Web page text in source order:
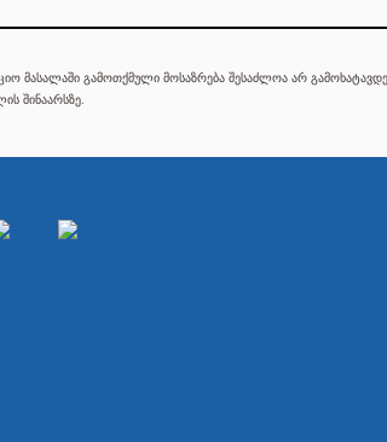
მასალაში გამოთქმული მოსაზრება შესაძლოა არ
შინაარსზე.